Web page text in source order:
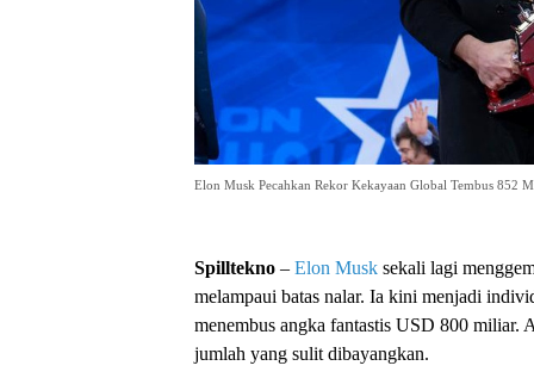
Elon Musk Pecahkan Rekor Kekayaan Global Tembus 852
Spilltekno – Elon Musk sekali lagi
melampaui batas nalar. Ia kini menjadi
menembus angka fantastis USD 800 miliar.
jumlah yang sulit dibayangkan.